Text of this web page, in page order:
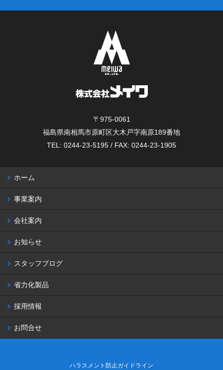
〒975-0061
福島県南相馬市原町区大木戸字南原189番地
TEL: 0244-23-5195 / FAX: 0244-23-1905
ホーム
事業案内
会社案内
お知らせ
スタッフブログ
省力化製品
採用情報
お問合せ
ハラスメント防止ガイドライン